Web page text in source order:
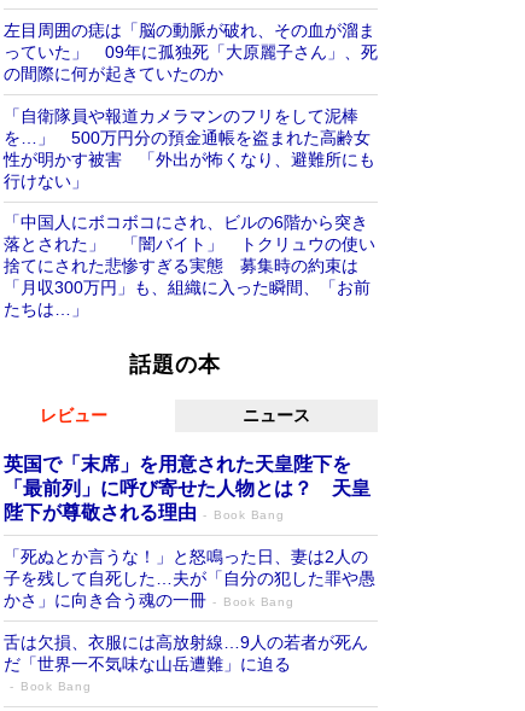
左目周囲の痣は「脳の動脈が破れ、その血が溜ま
っていた」 09年に孤独死「大原麗子さん」、死
の間際に何が起きていたのか
「自衛隊員や報道カメラマンのフリをして泥棒
を…」 500万円分の預金通帳を盗まれた高齢女
性が明かす被害 「外出が怖くなり、避難所にも
行けない」
「中国人にボコボコにされ、ビルの6階から突き
落とされた」 「闇バイト」 トクリュウの使い
捨てにされた悲惨すぎる実態 募集時の約束は
「月収300万円」も、組織に入った瞬間、「お前
たちは…」
話題の本
レビュー ニュース
英国で「末席」を用意された天皇陛下を
「最前列」に呼び寄せた人物とは？ 天皇
陛下が尊敬される理由
Book Bang
「死ぬとか言うな！」と怒鳴った日、妻は2人の
子を残して自死した…夫が「自分の犯した罪や愚
かさ」に向き合う魂の一冊
Book Bang
舌は欠損、衣服には高放射線…9人の若者が死ん
だ「世界一不気味な山岳遭難」に迫る
Book Bang